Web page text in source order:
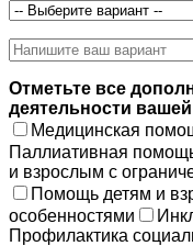
Отметьте все
деятельности
Медицинская
Паллиативная
и взрослым с
Помощь детям и
особенностями
Профилактика